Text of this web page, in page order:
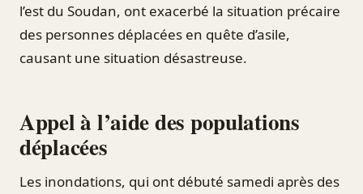
l’est du Soudan, ont exacerbé la situation précaire
des personnes déplacées en quête d’asile,
causant une situation désastreuse.
Appel à l’aide des populations
déplacées
Les inondations, qui ont débuté samedi après des